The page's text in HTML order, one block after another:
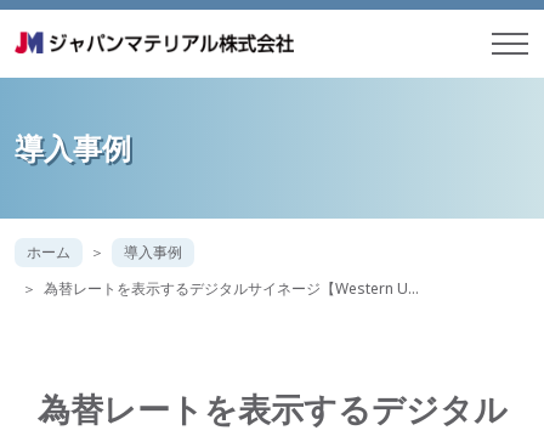
導入事例
ホーム
導入事例
為替レートを表示するデジタルサイネージ【Western U…
為替レートを表示するデジタル